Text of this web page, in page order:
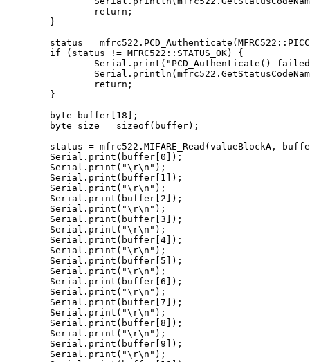
                return;
        }
status =
        if (status != MFRC522::STATUS_OK) {
Serial.print("PCD_Authenticate()
                return;
        }
        byte buffer[18];
        byte size = sizeof(buffer);
status = mfrc522.MIFARE_Read(valueBlockA,
        Serial.print(buffer[0]);
        Serial.print("\r\n");
        Serial.print(buffer[1]);
        Serial.print("\r\n");
        Serial.print(buffer[2]);
        Serial.print("\r\n");
        Serial.print(buffer[3]);
        Serial.print("\r\n");
        Serial.print(buffer[4]);
        Serial.print("\r\n");
        Serial.print(buffer[5]);
        Serial.print("\r\n");
        Serial.print(buffer[6]);
        Serial.print("\r\n");
        Serial.print(buffer[7]);
        Serial.print("\r\n");
        Serial.print(buffer[8]);
        Serial.print("\r\n");
        Serial.print(buffer[9]);
        Serial.print("\r\n");